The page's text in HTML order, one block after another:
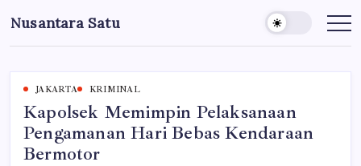
to
content
Nusantara Satu
Berita
Nusantara
JAKARTA KRIMINAL
Kapolsek Memimpin Pelaksanaan
Pengamanan Hari Bebas Kendaraan
Bermotor